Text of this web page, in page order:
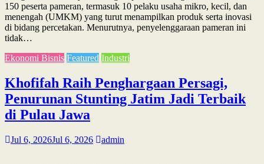
150 peserta pameran, termasuk 10 pelaku usaha mikro, kecil, dan
menengah (UMKM) yang turut menampilkan produk serta inovasi
di bidang percetakan. Menurutnya, penyelenggaraan pameran ini
tidak…
Ekonomi Bisnis Featured Industri
Khofifah Raih Penghargaan Persagi,
Penurunan Stunting Jatim Jadi Terbaik
di Pulau Jawa
Jul 6, 2026Jul 6, 2026 admin